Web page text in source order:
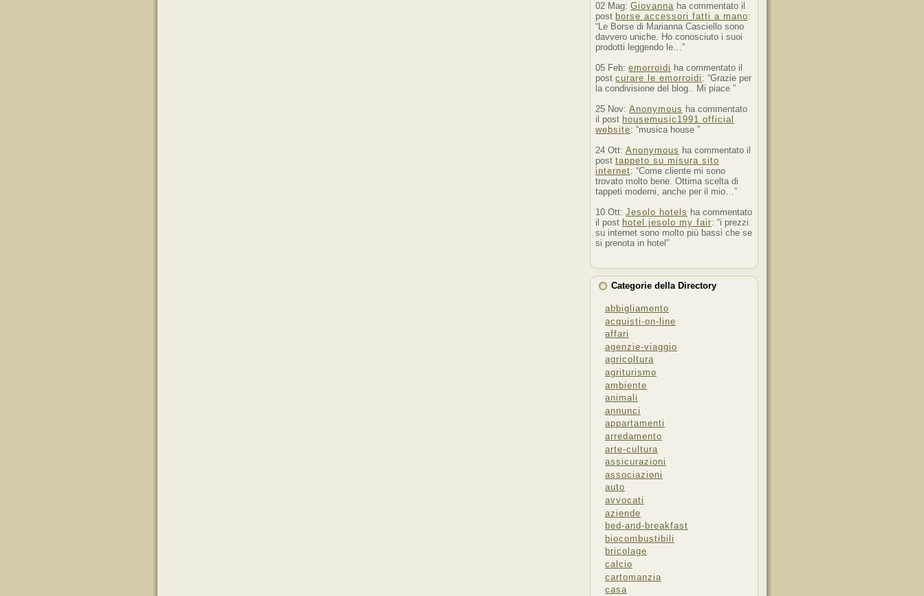
02 Mag: Giovanna ha commentato il
post borse accessori fatti a mano:
“Le Borse di Marianna Casciello sono
davvero uniche. Ho conosciuto i suoi
prodotti leggendo le…”
05 Feb: emorroidi ha commentato il
post curare le emorroidi : “Grazie per
la condivisione del blog.. Mi piace ”
25 Nov: Anonymous ha commentato
il post housemusic1991 official
website: “musica house ”
24 Ott: Anonymous ha commentato il
post tappeto su misura sito
internet: “Come cliente mi sono
trovato molto bene. Ottima scelta di
tappeti moderni, anche per il mio…”
10 Ott: Jesolo hotels ha commentato
il post hotel jesolo my fair: “i prezzi
su internet sono molto più bassi che se
si prenota in hotel”
Categorie della Directory
abbigliamento
acquisti-on-line
affari
agenzie-viaggio
agricoltura
agriturismo
ambiente
animali
annunci
appartamenti
arredamento
arte-cultura
assicurazioni
associazioni
auto
avvocati
aziende
bed-and-breakfast
biocombustibili
bricolage
calcio
cartomanzia
casa